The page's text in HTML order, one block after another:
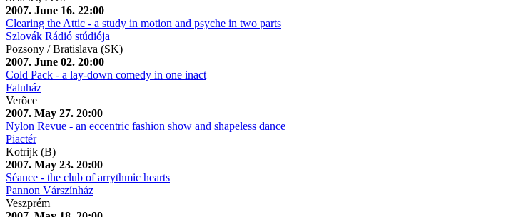
2007. June 16. 22:00
Clearing the Attic - a study in motion and psyche in two parts
Szlovák Rádió stúdiója
Pozsony / Bratislava (SK)
2007. June 02. 20:00
Cold Pack - a lay-down comedy in one inact
Faluház
Verõce
2007. May 27. 20:00
Nylon Revue - an eccentric fashion show and shapeless dance
Piactér
Kotrijk (B)
2007. May 23. 20:00
Séance - the club of arrythmic hearts
Pannon Várszínház
Veszprém